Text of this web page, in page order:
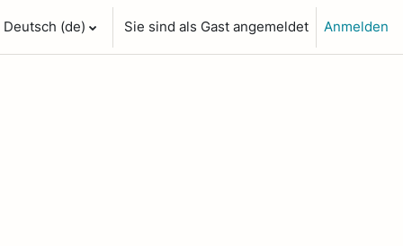
Deutsch ‎(de)‎ Sie sind als Gast angemeldet Anmelden